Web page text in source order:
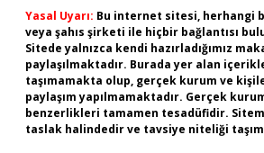
Yasal Uyarı: Bu internet sitesi, herhangi
veya şahıs şirketi ile hiçbir bağlantısı
Sitede yalnızca kendi hazırladığımız
paylaşılmaktadır. Burada yer alan
taşımamakta olup, gerçek kurum ve
paylaşım yapılmamaktadır. Gerçek
benzerlikleri tamamen tesadüfidir.
taslak halindedir ve tavsiye niteliği